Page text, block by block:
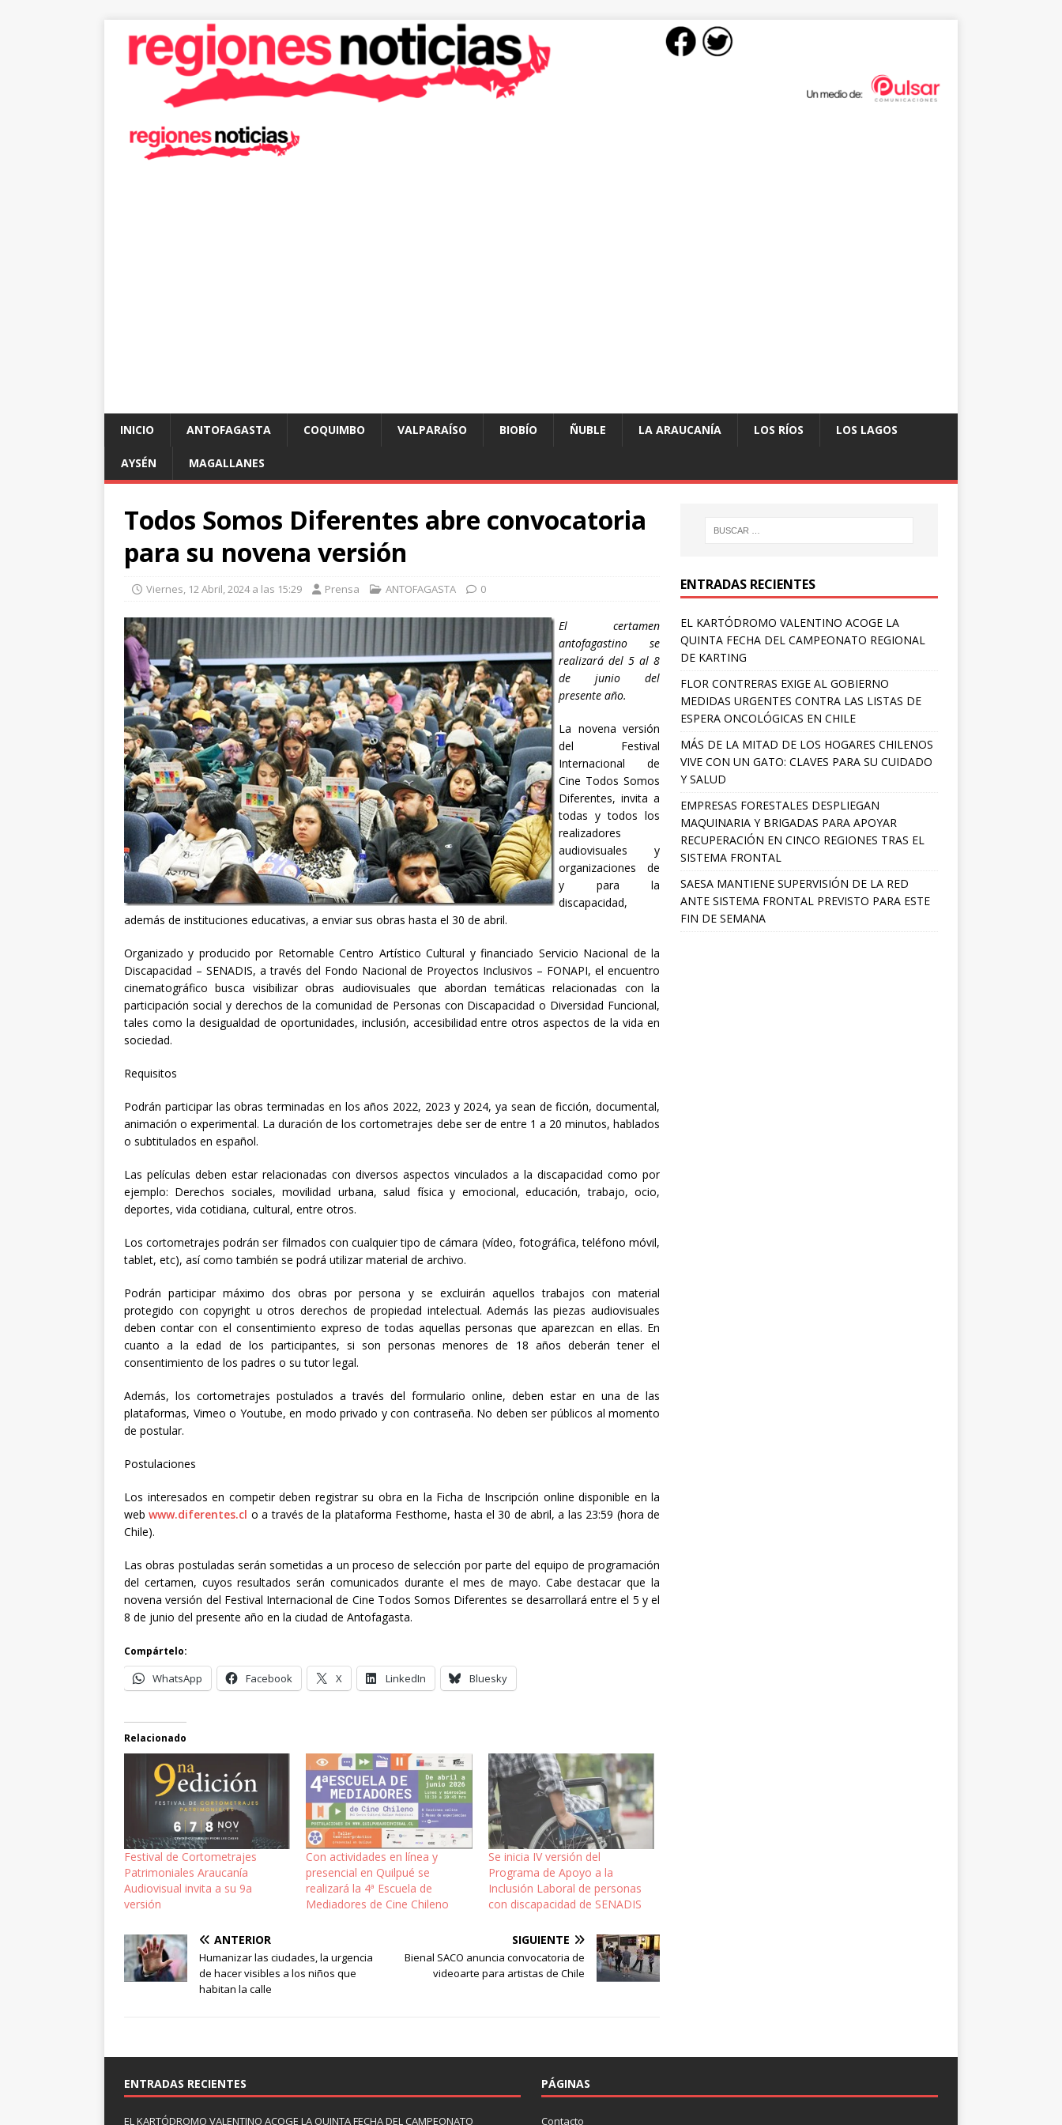
INICIO ANTOFAGASTA COQUIMBO VALPARAÍSO BIOBÍO ÑUBLE LA ARAUCANÍA LOS RÍOS LOS LAGOS
AYSÉN MAGALLANES
Todos Somos Diferentes abre convocatoria
para su novena versión
Viernes, 12 Abril, 2024 a las 15:29 Prensa ANTOFAGASTA 0
El certamen
antofagastino se
realizará del 5 al 8
de junio del
presente año.
La novena versión
del Festival
Internacional de
Cine Todos Somos
Diferentes, invita a
todas y todos los
realizadores
audiovisuales y
organizaciones de
y para la
discapacidad,
además de instituciones educativas, a enviar sus obras hasta el 30 de abril.
Organizado y producido por Retornable Centro Artístico Cultural y financiado Servicio Nacional de la
Discapacidad – SENADIS, a través del Fondo Nacional de Proyectos Inclusivos – FONAPI, el encuentro
cinematográfico busca visibilizar obras audiovisuales que abordan temáticas relacionadas con la
participación social y derechos de la comunidad de Personas con Discapacidad o Diversidad Funcional,
tales como la desigualdad de oportunidades, inclusión, accesibilidad entre otros aspectos de la vida en
sociedad.
Requisitos
Podrán participar las obras terminadas en los años 2022, 2023 y 2024, ya sean de ficción, documental,
animación o experimental. La duración de los cortometrajes debe ser de entre 1 a 20 minutos, hablados
o subtitulados en español.
Las películas deben estar relacionadas con diversos aspectos vinculados a la discapacidad como por
ejemplo: Derechos sociales, movilidad urbana, salud física y emocional, educación, trabajo, ocio,
deportes, vida cotidiana, cultural, entre otros.
Los cortometrajes podrán ser filmados con cualquier tipo de cámara (vídeo, fotográfica, teléfono móvil,
tablet, etc), así como también se podrá utilizar material de archivo.
Podrán participar máximo dos obras por persona y se excluirán aquellos trabajos con material
protegido con copyright u otros derechos de propiedad intelectual. Además las piezas audiovisuales
deben contar con el consentimiento expreso de todas aquellas personas que aparezcan en ellas. En
cuanto a la edad de los participantes, si son personas menores de 18 años deberán tener el
consentimiento de los padres o su tutor legal.
Además, los cortometrajes postulados a través del formulario online, deben estar en una de las
plataformas, Vimeo o Youtube, en modo privado y con contraseña. No deben ser públicos al momento
de postular.
Postulaciones
Los interesados en competir deben registrar su obra en la Ficha de Inscripción online disponible en la
webwww.diferentes.cl o a través de la plataforma Festhome, hasta el 30 de abril, a las 23:59 (hora de
Chile).
Las obras postuladas serán sometidas a un proceso de selección por parte del equipo de programación
del certamen, cuyos resultados serán comunicados durante el mes de mayo. Cabe destacar que la
novena versión del Festival Internacional de Cine Todos Somos Diferentes se desarrollará entre el 5 y el
8 de junio del presente año en la ciudad de Antofagasta.
Compártelo:
WhatsApp Facebook X LinkedIn Bluesky
Relacionado
Festival de Cortometrajes
Patrimoniales Araucanía
Audiovisual invita a su 9a
versión
Con actividades en línea y
presencial en Quilpué se
realizará la 4ª Escuela de
Mediadores de Cine Chileno
Se inicia IV versión del
Programa de Apoyo a la
Inclusión Laboral de personas
con discapacidad de SENADIS
ANTERIOR
Humanizar las ciudades, la urgencia
de hacer visibles a los niños que
habitan la calle
SIGUIENTE
Bienal SACO anuncia convocatoria de
videoarte para artistas de Chile
ENTRADAS RECIENTES
EL KARTÓDROMO VALENTINO ACOGE LA
QUINTA FECHA DEL CAMPEONATO REGIONAL
DE KARTING
FLOR CONTRERAS EXIGE AL GOBIERNO
MEDIDAS URGENTES CONTRA LAS LISTAS DE
ESPERA ONCOLÓGICAS EN CHILE
MÁS DE LA MITAD DE LOS HOGARES CHILENOS
VIVE CON UN GATO: CLAVES PARA SU CUIDADO
Y SALUD
EMPRESAS FORESTALES DESPLIEGAN
MAQUINARIA Y BRIGADAS PARA APOYAR
RECUPERACIÓN EN CINCO REGIONES TRAS EL
SISTEMA FRONTAL
SAESA MANTIENE SUPERVISIÓN DE LA RED
ANTE SISTEMA FRONTAL PREVISTO PARA ESTE
FIN DE SEMANA
ENTRADAS RECIENTES
EL KARTÓDROMO VALENTINO ACOGE LA QUINTA FECHA DEL CAMPEONATO
PÁGINAS
Contacto